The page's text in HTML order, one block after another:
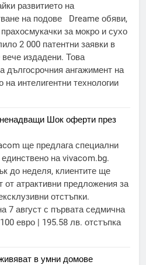
развитието на
на подове Dreame обяви,
за мокро и сухо
2 000 патентни заявки в
издадени. Това
дългосрочния ангажимент на
на интелигентни технологии
Шок оферти през
ще предлага специални
на vivacom.bg.
до неделя, клиентите ще
от атрактивни предложения за
отстъпки.
7 август с първата седмична
евро | 195.58 лв. отстъпка
в умни домове